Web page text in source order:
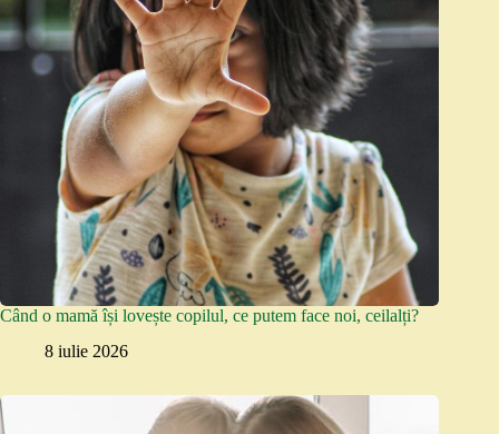
Când o mamă își lovește copilul, ce putem face noi, ceilalți?
8 iulie 2026